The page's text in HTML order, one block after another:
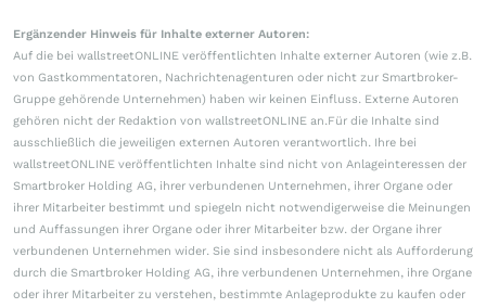
Ergänzender Hinweis für Inhalte externer Autoren:
Auf die bei wallstreetONLINE veröffentlichten Inhalte externer Autoren (wie z.B.
von Gastkommentatoren, Nachrichtenagenturen oder nicht zur Smartbroker-
Gruppe gehörende Unternehmen) haben wir keinen Einfluss. Externe Autoren
gehören nicht der Redaktion von wallstreetONLINE an.Für die Inhalte sind
ausschließlich die jeweiligen externen Autoren verantwortlich. Ihre bei
wallstreetONLINE veröffentlichten Inhalte sind nicht von Anlageinteressen der
Smartbroker Holding AG, ihrer verbundenen Unternehmen, ihrer Organe oder
ihrer Mitarbeiter bestimmt und spiegeln nicht notwendigerweise die Meinungen
und Auffassungen ihrer Organe oder ihrer Mitarbeiter bzw. der Organe ihrer
verbundenen Unternehmen wider. Sie sind insbesondere nicht als Aufforderung
durch die Smartbroker Holding AG, ihre verbundenen Unternehmen, ihre Organe
oder ihrer Mitarbeiter zu verstehen, bestimmte Anlageprodukte zu kaufen oder